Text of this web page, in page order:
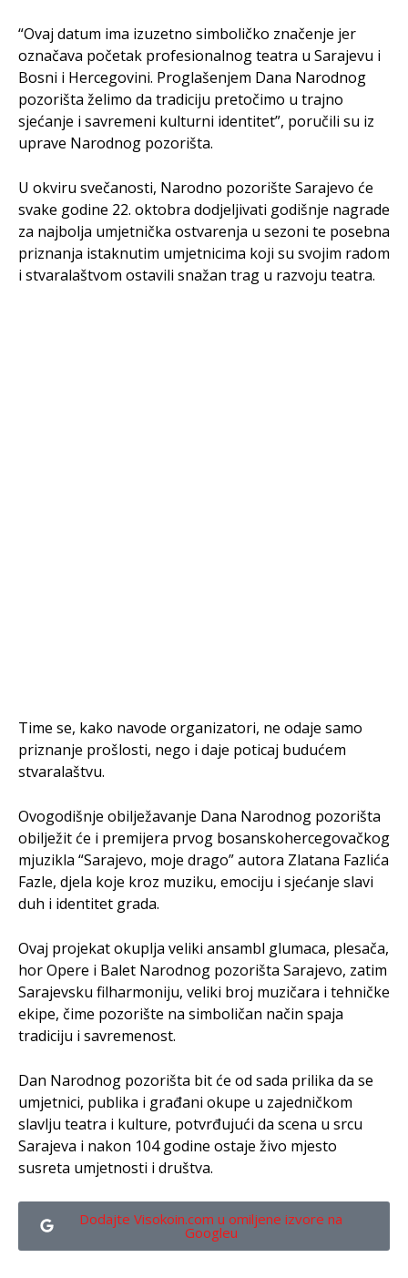
“Ovaj datum ima izuzetno simboličko značenje jer
označava početak profesionalnog teatra u Sarajevu i
Bosni i Hercegovini. Proglašenjem Dana Narodnog
pozorišta želimo da tradiciju pretočimo u trajno
sjećanje i savremeni kulturni identitet”, poručili su iz
uprave Narodnog pozorišta.
U okviru svečanosti, Narodno pozorište Sarajevo će
svake godine 22. oktobra dodjeljivati godišnje nagrade
za najbolja umjetnička ostvarenja u sezoni te posebna
priznanja istaknutim umjetnicima koji su svojim radom
i stvaralaštvom ostavili snažan trag u razvoju teatra.
Time se, kako navode organizatori, ne odaje samo
priznanje prošlosti, nego i daje poticaj budućem
stvaralaštvu.
Ovogodišnje obilježavanje Dana Narodnog pozorišta
obilježit će i premijera prvog bosanskohercegovačkog
mjuzikla “Sarajevo, moje drago” autora Zlatana Fazlića
Fazle, djela koje kroz muziku, emociju i sjećanje slavi
duh i identitet grada.
Ovaj projekat okuplja veliki ansambl glumaca, plesača,
hor Opere i Balet Narodnog pozorišta Sarajevo, zatim
Sarajevsku filharmoniju, veliki broj muzičara i tehničke
ekipe, čime pozorište na simboličan način spaja
tradiciju i savremenost.
Dan Narodnog pozorišta bit će od sada prilika da se
umjetnici, publika i građani okupe u zajedničkom
slavlju teatra i kulture, potvrđujući da scena u srcu
Sarajeva i nakon 104 godine ostaje živo mjesto
susreta umjetnosti i društva.
Dodajte Visokoin.com u omiljene izvore na
Googleu